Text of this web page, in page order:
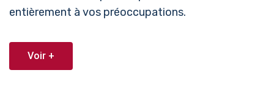
entièrement à vos préoccupations.
Voir +